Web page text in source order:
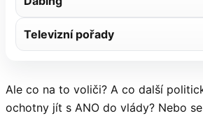
Televizní pořady
Ale co na to voliči? A co další
ochotny jít s ANO do vlády? Nebo